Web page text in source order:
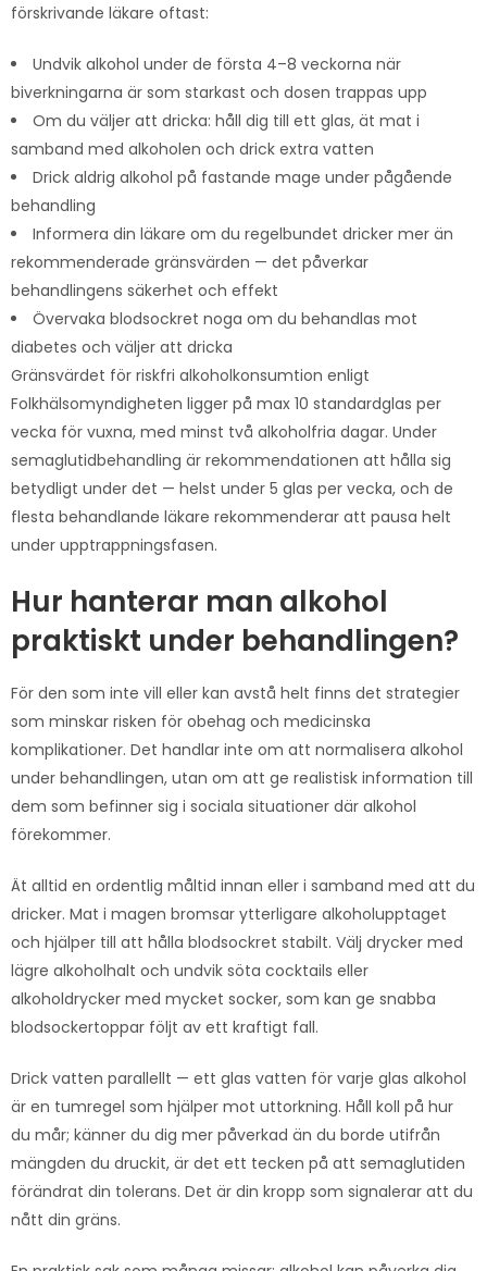
förskrivande läkare oftast:
Undvik alkohol under de första 4–8 veckorna när
biverkningarna är som starkast och dosen trappas upp
Om du väljer att dricka: håll dig till ett glas, ät mat i
samband med alkoholen och drick extra vatten
Drick aldrig alkohol på fastande mage under pågående
behandling
Informera din läkare om du regelbundet dricker mer än
rekommenderade gränsvärden — det påverkar
behandlingens säkerhet och effekt
Övervaka blodsockret noga om du behandlas mot
diabetes och väljer att dricka
Gränsvärdet för riskfri alkoholkonsumtion enligt
Folkhälsomyndigheten ligger på max 10 standardglas per
vecka för vuxna, med minst två alkoholfria dagar. Under
semaglutidbehandling är rekommendationen att hålla sig
betydligt under det — helst under 5 glas per vecka, och de
flesta behandlande läkare rekommenderar att pausa helt
under upptrappningsfasen.
Hur hanterar man alkohol
praktiskt under behandlingen?
För den som inte vill eller kan avstå helt finns det strategier
som minskar risken för obehag och medicinska
komplikationer. Det handlar inte om att normalisera alkohol
under behandlingen, utan om att ge realistisk information till
dem som befinner sig i sociala situationer där alkohol
förekommer.
Ät alltid en ordentlig måltid innan eller i samband med att du
dricker. Mat i magen bromsar ytterligare alkoholupptaget
och hjälper till att hålla blodsockret stabilt. Välj drycker med
lägre alkoholhalt och undvik söta cocktails eller
alkoholdrycker med mycket socker, som kan ge snabba
blodsockertoppar följt av ett kraftigt fall.
Drick vatten parallellt — ett glas vatten för varje glas alkohol
är en tumregel som hjälper mot uttorkning. Håll koll på hur
du mår; känner du dig mer påverkad än du borde utifrån
mängden du druckit, är det ett tecken på att semaglutiden
förändrat din tolerans. Det är din kropp som signalerar att du
nått din gräns.